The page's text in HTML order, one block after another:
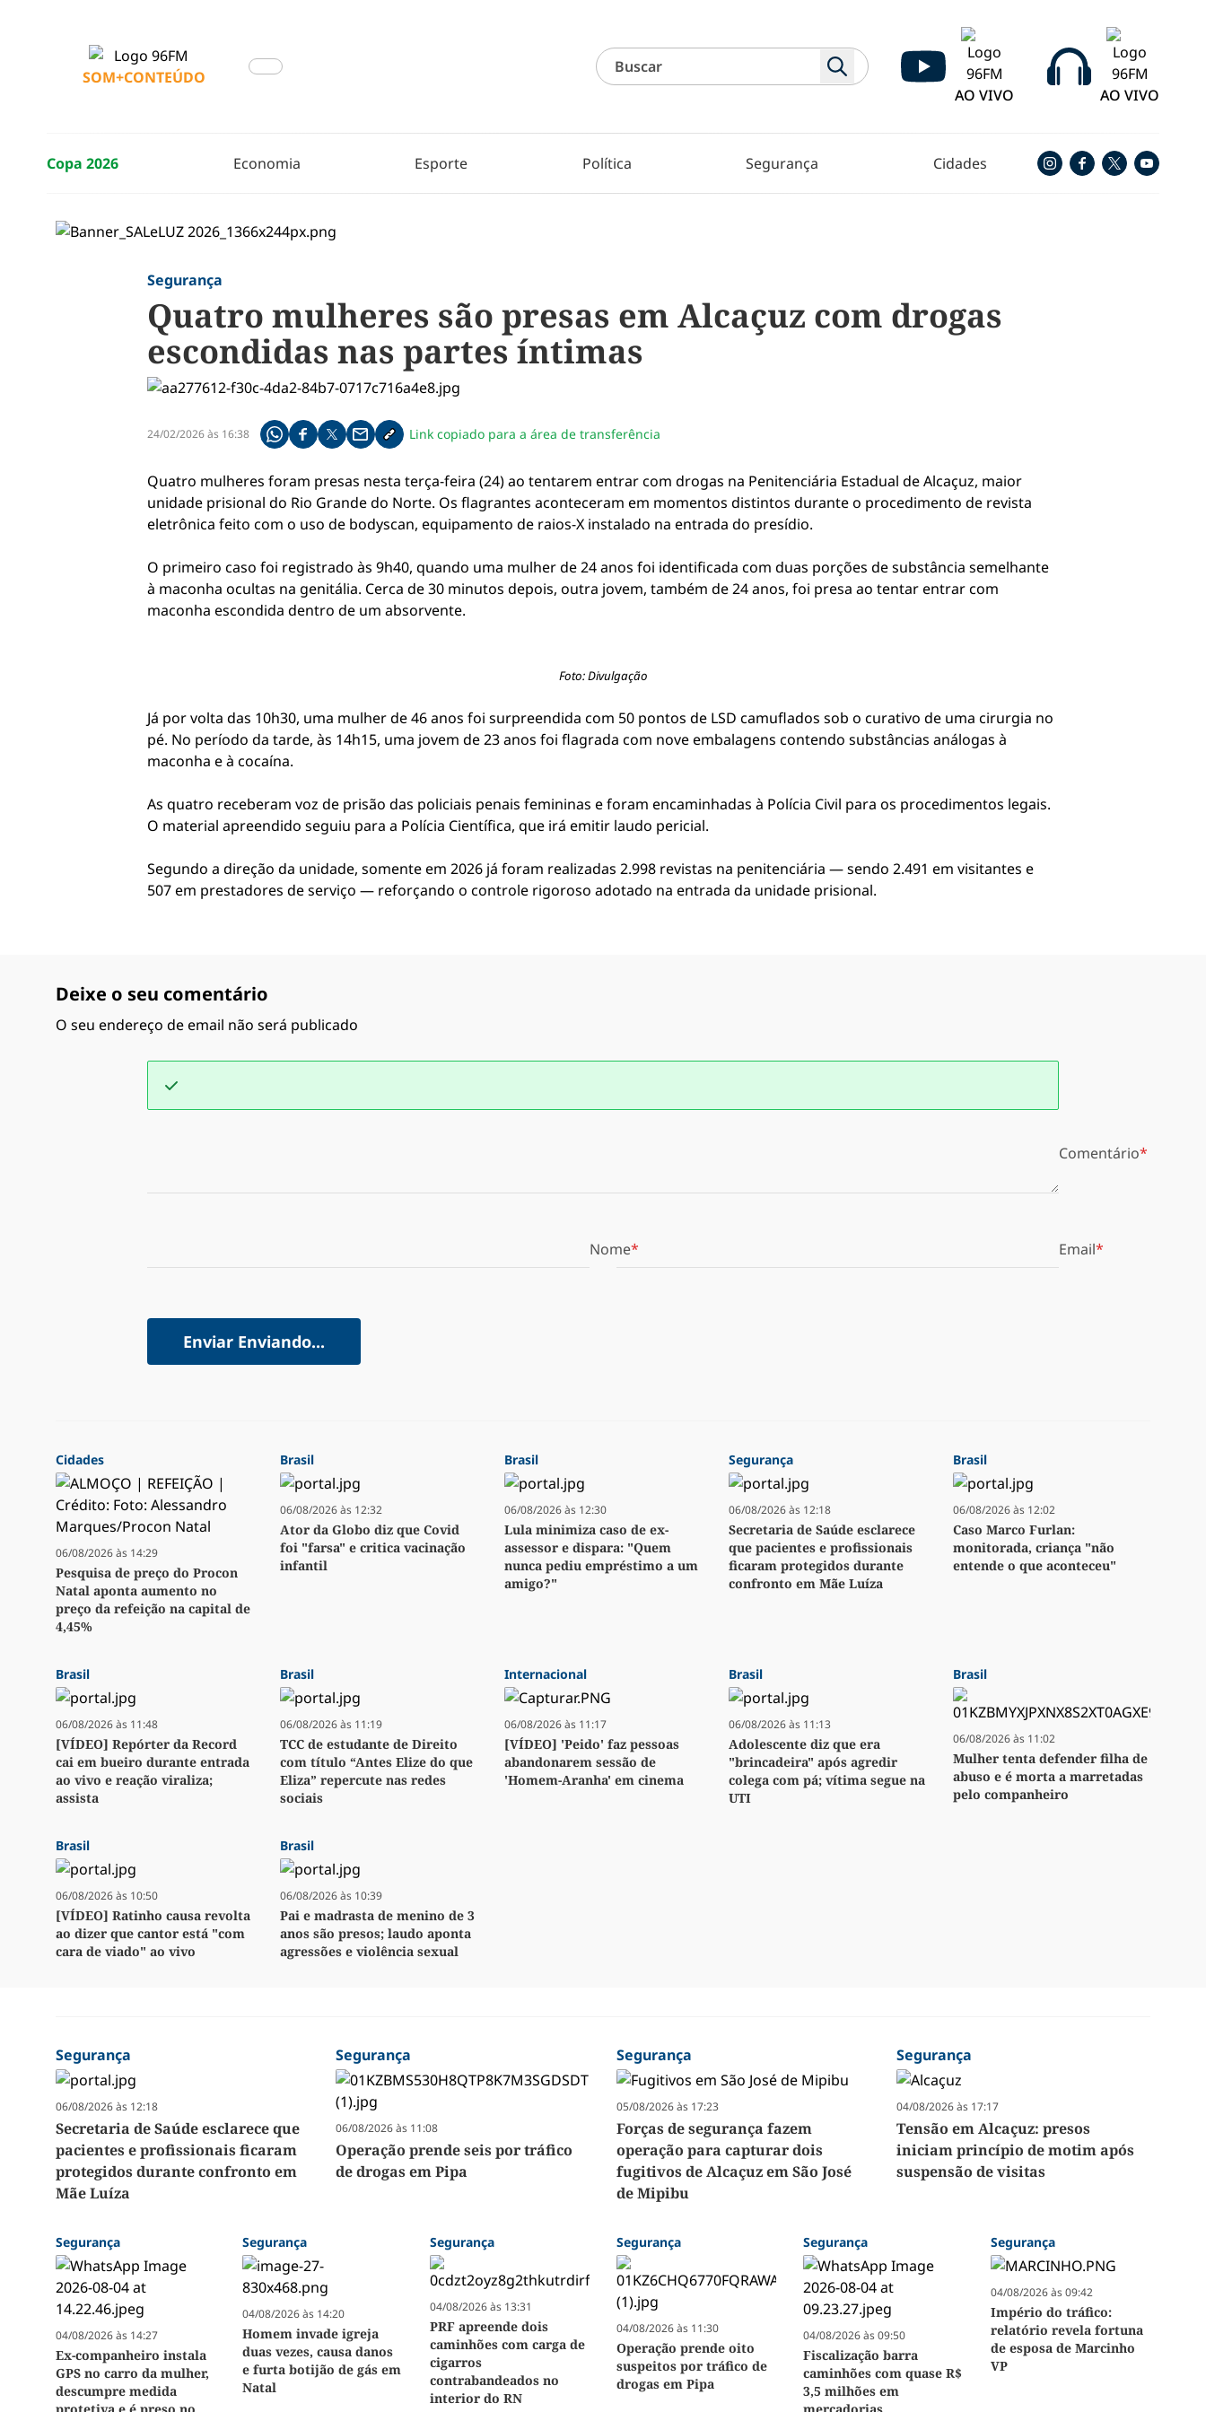
SOM+CONTEÚDO
AO VIVO
AO VIVO
Copa 2026 Economia Esporte Política Segurança Cidades
Segurança
Quatro mulheres são presas em Alcaçuz com drogas
escondidas nas partes íntimas
24/02/2026 às 16:38 Compartilhe pelo whatsapp
Compartilhar no facebook
Compartilhar no twitter
Compartilhe pelo email
Copiar link da notícia
Link copiado para a área de transferência
Quatro mulheres foram presas nesta terça-feira (24) ao tentarem entrar com drogas na Penitenciária Estadual de Alcaçuz, maior
unidade prisional do Rio Grande do Norte. Os flagrantes aconteceram em momentos distintos durante o procedimento de revista
eletrônica feito com o uso de bodyscan, equipamento de raios-X instalado na entrada do presídio.
O primeiro caso foi registrado às 9h40, quando uma mulher de 24 anos foi identificada com duas porções de substância semelhante
à maconha ocultas na genitália. Cerca de 30 minutos depois, outra jovem, também de 24 anos, foi presa ao tentar entrar com
maconha escondida dentro de um absorvente.
Foto: Divulgação
Já por volta das 10h30, uma mulher de 46 anos foi surpreendida com 50 pontos de LSD camuflados sob o curativo de uma cirurgia no
pé. No período da tarde, às 14h15, uma jovem de 23 anos foi flagrada com nove embalagens contendo substâncias análogas à
maconha e à cocaína.
As quatro receberam voz de prisão das policiais penais femininas e foram encaminhadas à Polícia Civil para os procedimentos legais.
O material apreendido seguiu para a Polícia Científica, que irá emitir laudo pericial.
Segundo a direção da unidade, somente em 2026 já foram realizadas 2.998 revistas na penitenciária — sendo 2.491 em visitantes e
507 em prestadores de serviço — reforçando o controle rigoroso adotado na entrada da unidade prisional.
Deixe o seu comentário
O seu endereço de email não será publicado
Comentário
Nome Email
Enviar Enviando...
Cidades
06/08/2026 às 14:29
Pesquisa de preço do Procon
Natal aponta aumento no
preço da refeição na capital de
4,45%
Brasil
06/08/2026 às 12:32
Ator da Globo diz que Covid
foi "farsa" e critica vacinação
infantil
Brasil
06/08/2026 às 12:30
Lula minimiza caso de ex-
assessor e dispara: "Quem
nunca pediu empréstimo a um
amigo?"
Segurança
06/08/2026 às 12:18
Secretaria de Saúde esclarece
que pacientes e profissionais
ficaram protegidos durante
confronto em Mãe Luíza
Brasil
06/08/2026 às 12:02
Caso Marco Furlan:
monitorada, criança "não
entende o que aconteceu"
Brasil
06/08/2026 às 11:48
[VÍDEO] Repórter da Record
cai em bueiro durante entrada
ao vivo e reação viraliza;
assista
Brasil
06/08/2026 às 11:19
TCC de estudante de Direito
com título “Antes Elize do que
Eliza” repercute nas redes
sociais
Internacional
06/08/2026 às 11:17
[VÍDEO] 'Peido' faz pessoas
abandonarem sessão de
'Homem-Aranha' em cinema
Brasil
06/08/2026 às 11:13
Adolescente diz que era
"brincadeira" após agredir
colega com pá; vítima segue na
UTI
Brasil
06/08/2026 às 11:02
Mulher tenta defender filha de
abuso e é morta a marretadas
pelo companheiro
Brasil
06/08/2026 às 10:50
[VÍDEO] Ratinho causa revolta
ao dizer que cantor está "com
cara de viado" ao vivo
Brasil
06/08/2026 às 10:39
Pai e madrasta de menino de 3
anos são presos; laudo aponta
agressões e violência sexual
Segurança
06/08/2026 às 12:18
Secretaria de Saúde esclarece que
pacientes e profissionais ficaram
protegidos durante confronto em
Mãe Luíza
Segurança
06/08/2026 às 11:08
Operação prende seis por tráfico
de drogas em Pipa
Segurança
05/08/2026 às 17:23
Forças de segurança fazem
operação para capturar dois
fugitivos de Alcaçuz em São José
de Mipibu
Segurança
04/08/2026 às 17:17
Tensão em Alcaçuz: presos
iniciam princípio de motim após
suspensão de visitas
Segurança
04/08/2026 às 14:27
Ex-companheiro instala
GPS no carro da mulher,
descumpre medida
Segurança
04/08/2026 às 14:20
Homem invade igreja
duas vezes, causa danos
e furta botijão de gás em
Natal
Segurança
04/08/2026 às 13:31
PRF apreende dois
caminhões com carga de
cigarros
contrabandeados no
interior do RN
Segurança
04/08/2026 às 11:30
Operação prende oito
suspeitos por tráfico de
drogas em Pipa
Segurança
04/08/2026 às 09:50
Fiscalização barra
caminhões com quase R$
3,5 milhões em
Segurança
04/08/2026 às 09:42
Império do tráfico:
relatório revela fortuna
de esposa de Marcinho
VP